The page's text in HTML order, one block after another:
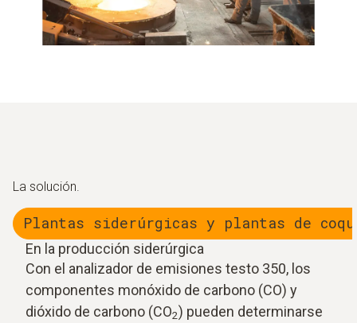
La solución.
Plantas siderúrgicas y plantas de
En la producción siderúrgica
Con el analizador de emisiones testo 350, los
componentes monóxido de carbono (CO) y
dióxido de carbono (CO2) pueden determinarse